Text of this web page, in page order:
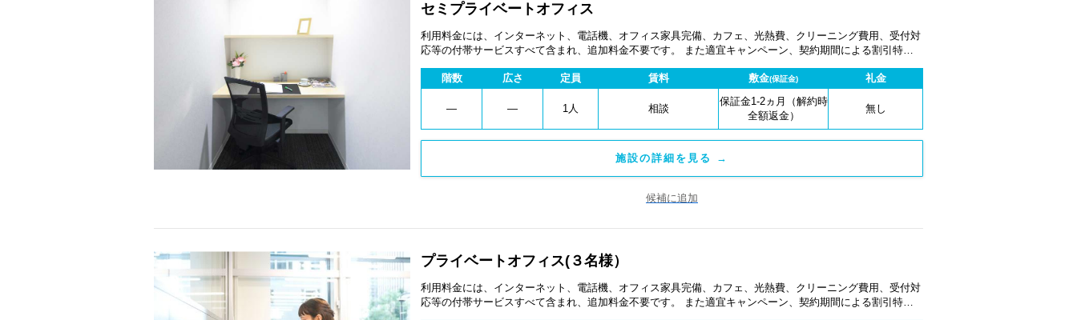
セミプライベートオフィス
利用料金には、インターネット、電話機、オフィス家具完備、カフェ、光熱費、クリーニング費用、受付対
応等の付帯サービスすべて含まれ、追加料金不要です。 また適宜キャンペーン、契約期間による割引特典
階数
広さ 定員 賃料 敷金(保証金) 礼金
― ― 1人 相談
保証金1-2ヵ月（解約時
全額返金）
無し
施設の詳細を見る →
候補に追加
プライベートオフィス(３名様）
利用料金には、インターネット、電話機、オフィス家具完備、カフェ、光熱費、クリーニング費用、受付対
応等の付帯サービスすべて含まれ、追加料金不要です。 また適宜キャンペーン、契約期間による割引特典